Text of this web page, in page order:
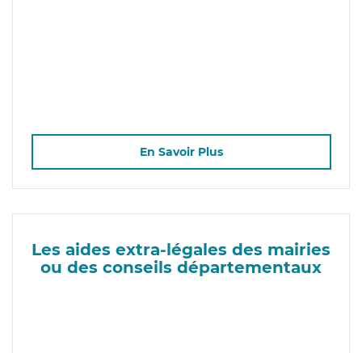
En Savoir Plus
Les aides extra-légales des mairies
ou des conseils départementaux